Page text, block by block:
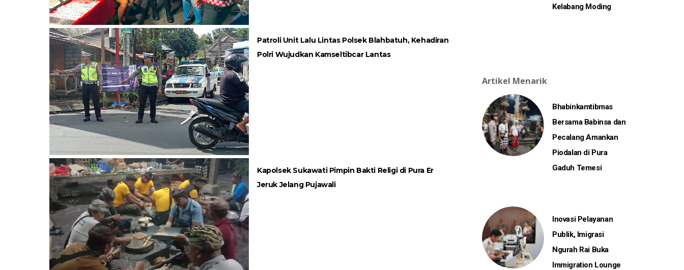
Patroli Unit Lalu Lintas Polsek Blahbatuh, Kehadiran
Polri Wujudkan Kamseltibcar Lantas
Kapolsek Sukawati Pimpin Bakti Religi di Pura Er
Jeruk Jelang Pujawali
Kelabang Moding
Artikel Menarik
Bhabinkamtibmas
Bersama Babinsa dan
Pecalang Amankan
Piodalan di Pura
Gaduh Temesi
Inovasi Pelayanan
Publik, Imigrasi
Ngurah Rai Buka
Immigration Lounge